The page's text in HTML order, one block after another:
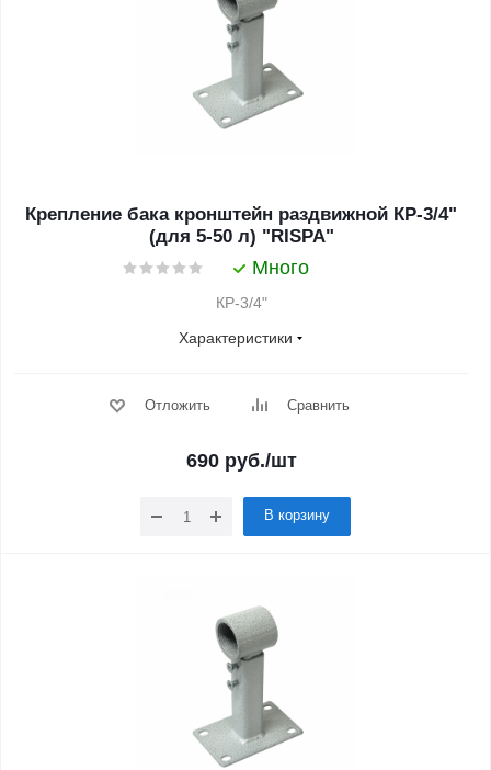
Крепление бака кронштейн раздвижной КР-3/4"
(для 5-50 л) "RISPA"
Много
КР-3/4"
Характеристики
Отложить Сравнить
690 руб./шт
В корзину